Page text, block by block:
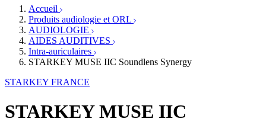
Écoles spécialisées
Fournisseurs
Associations
Services ORL
Orthophonistes
Formations et écoles
Organismes / Syndicats
Produits
Ressources
Actualités
AuditionTV
Accueil
Produits audiologie et ORL
AUDIOLOGIE
AIDES AUDITIVES
Intra-auriculaires
STARKEY MUSE IIC Soundlens Synergy
STARKEY FRANCE
STARKEY MUSE IIC